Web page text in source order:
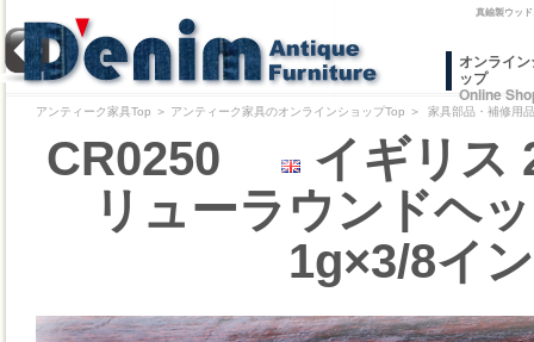
真鍮製ウッ
オンライ
ップ
Online
アンティーク家具Top ＞ アンティーク家具のオンラインショップTop ＞ 家具部品・補修用
CR0250
イギリス
リューラウンドヘ
1g×3/8イ